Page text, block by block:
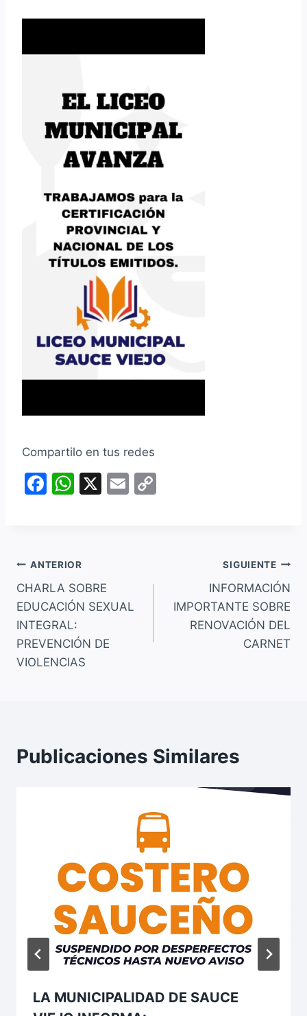
Compartilo en tus redes
F
b
o
o
k
W
A
p
p
X
E
Navegación
de
entradas
ANTERIOR
CHARLA SOBRE
EDUCACIÓN SEXUAL
INTEGRAL:
PREVENCIÓN DE
VIOLENCIAS
SIGUIENTE
INFORMACIÓN
IMPORTANTE SOBRE
RENOVACIÓN DEL
CARNET
Publicaciones Similares
LA MUNICIPALIDAD DE SAUCE